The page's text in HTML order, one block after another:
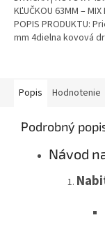
KĽUČKOU 63MM – MIX
POPIS PRODUKTU:
mm 4dielna kovová
Popis Hodnotenie
Podrobný
Návod